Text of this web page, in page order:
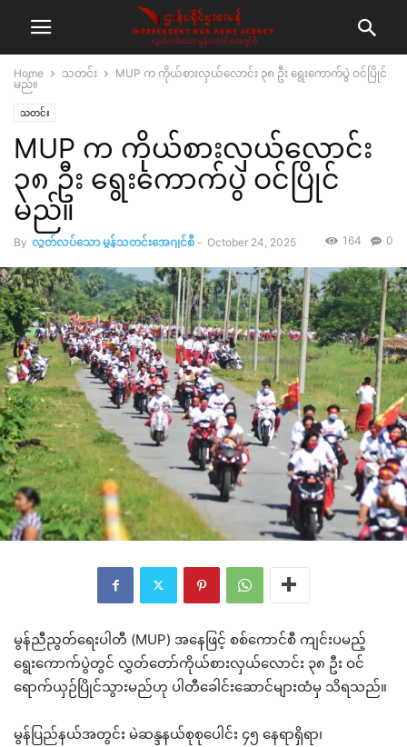
Home သတင်း
MUP က ကိုယ်စားလှယ်လောင်း ၃၈ ဦး ရွေးကောက်ပွဲ ဝင်ပြိုင်
မည်။
သတင်း
MUP က ကိုယ်စားလှယ်လောင်း
၃၈ ဦး ရွေးကောက်ပွဲ ဝင်ပြိုင်
မည်။
By လွတ်လပ်သော မွန်သတင်းအေဂျင်စီ - October 24, 2025 0
164
မွန်ညီညွတ်ရေးပါတီ (MUP) အနေဖြင့် စစ်ကောင်စီ ကျင်းပမည့်
ရွေးကောက်ပွဲတွင် လွှတ်တော်ကိုယ်စားလှယ်လောင်း ၃၈ ဦး ဝင်
ရောက်ယှဉ်ပြိုင်သွားမည်ဟု ပါတီခေါင်းဆောင်များထံမှ သိရသည်။
မွန်ပြည်နယ်အတွင်း မဲဆန္ဒနယ်စုစုပေါင်း ၄၅ နေရာရှိရာ၊